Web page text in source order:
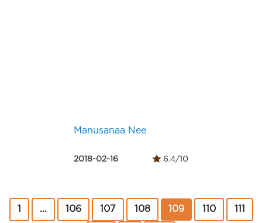
Manusanaa Nee
2018-02-16 6.4/10
... 106 107 108 109 110